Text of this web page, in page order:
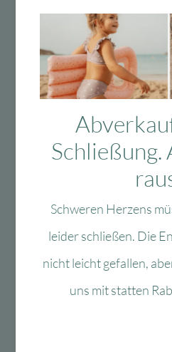
Sprossenwände von
montieren zu lassen,
ordnungsgemäße
gewährleisten.
Bewertungen (0)
Schließung.
Schweren Herzens
leider schließen. Die
nicht leicht gefallen,
uns mit statten